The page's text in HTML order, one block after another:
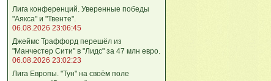
Лига кoнференций. Уверенные победы
"Аякса" и "Твенте".
06.08.2026 23:06:45
Джеймс Траффорд перешёл из
"Манчестер Сити" в "Лидс" за 47 млн евро.
06.08.2026 23:02:23
Лига Европы. "Тун" на своём поле